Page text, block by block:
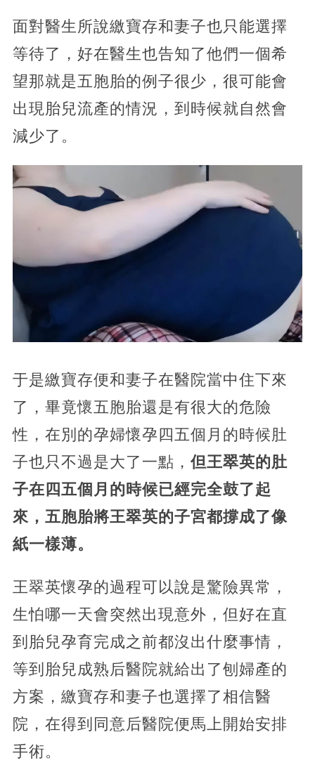
面對醫生所說繳寶存和妻子也只能選擇
等待了，好在醫生也告知了他們一個希
望那就是五胞胎的例子很少，很可能會
出現胎兒流產的情況，到時候就自然會
減少了。
于是繳寶存便和妻子在醫院當中住下來
了，畢竟懷五胞胎還是有很大的危險
性，在別的孕婦懷孕四五個月的時候肚
子也只不過是大了一點， 但王翠英的肚
子在四五個月的時候已經完全鼓了起
來，五胞胎將王翠英的子宮都撐成了像
紙一樣薄。
王翠英懷孕的過程可以說是驚險異常，
生怕哪一天會突然出現意外，但好在直
到胎兒孕育完成之前都沒出什麼事情，
等到胎兒成熟后醫院就給出了刨婦產的
方案，繳寶存和妻子也選擇了相信醫
院，在得到同意后醫院便馬上開始安排
手術。